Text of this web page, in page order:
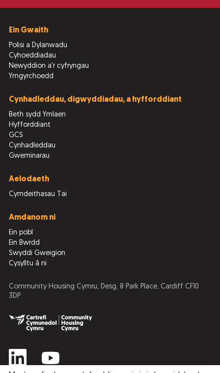
Ein Gwaith
Polisi a Dylanwadu
Cyhoeddiadau
Newyddion a'r cyfryngau
Ymgyrchoedd
Cynhadleddau, digwyddiadau, a hyfforddiant
Beth sydd Ymlaen
Hyfforddiant
GCS
Cynhadleddau
Gweminarau
Aelodaeth
Cymdeithasau Tai
Amdanom ni
Ein pobl
Ein Bwrdd
Swyddi Gweigion
Cysylltu â ni
Community Housing Cymru, Desg, 8 Park Place, Cardiff CF10
3DP